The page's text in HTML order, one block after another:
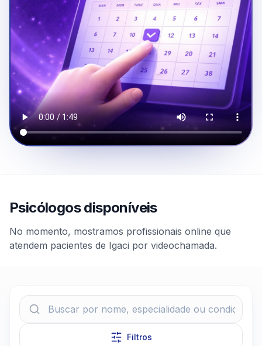
Psicólogos disponíveis
No momento, mostramos profissionais online que
atendem pacientes de Igaci por videochamada.
Filtros